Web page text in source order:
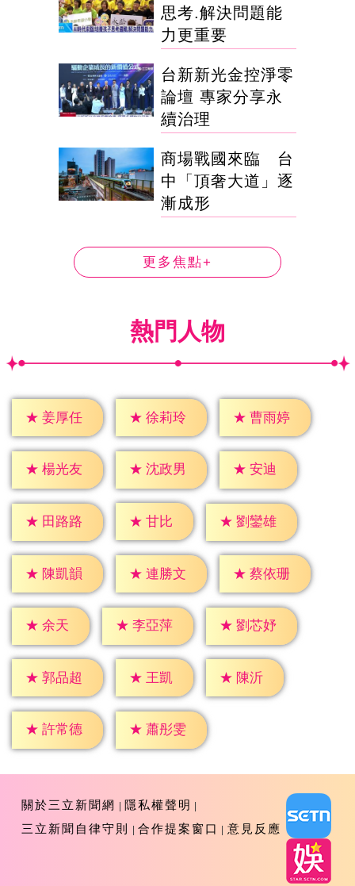
思考.解決問題能
力更重要
台新新光金控淨零
論壇 專家分享永
續治理
商場戰國來臨 台
中「頂奢大道」逐
漸成形
更多焦點+
熱門人物
★ 姜厚任 ★ 徐莉玲 ★ 曹雨婷
★ 楊光友 ★ 沈政男 ★ 安迪
★ 田路路 ★ 甘比 ★ 劉鑾雄
★ 陳凱韻 ★ 連勝文 ★ 蔡依珊
★ 余天 ★ 李亞萍 ★ 劉芯妤
★ 郭品超 ★ 王凱 ★ 陳沂
★ 許常德 ★ 蕭彤雯
關於三立新聞網
隱私權聲明
三立新聞自律守則
合作提案窗口 意見反應